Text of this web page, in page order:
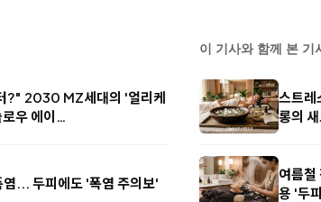
?" 2030 MZ세대의 '얼리케
우 에이…
... 두피에도 '폭염 주의보'
이 기사와 함께 본 기
스트레
롱의
여름철
용 '두